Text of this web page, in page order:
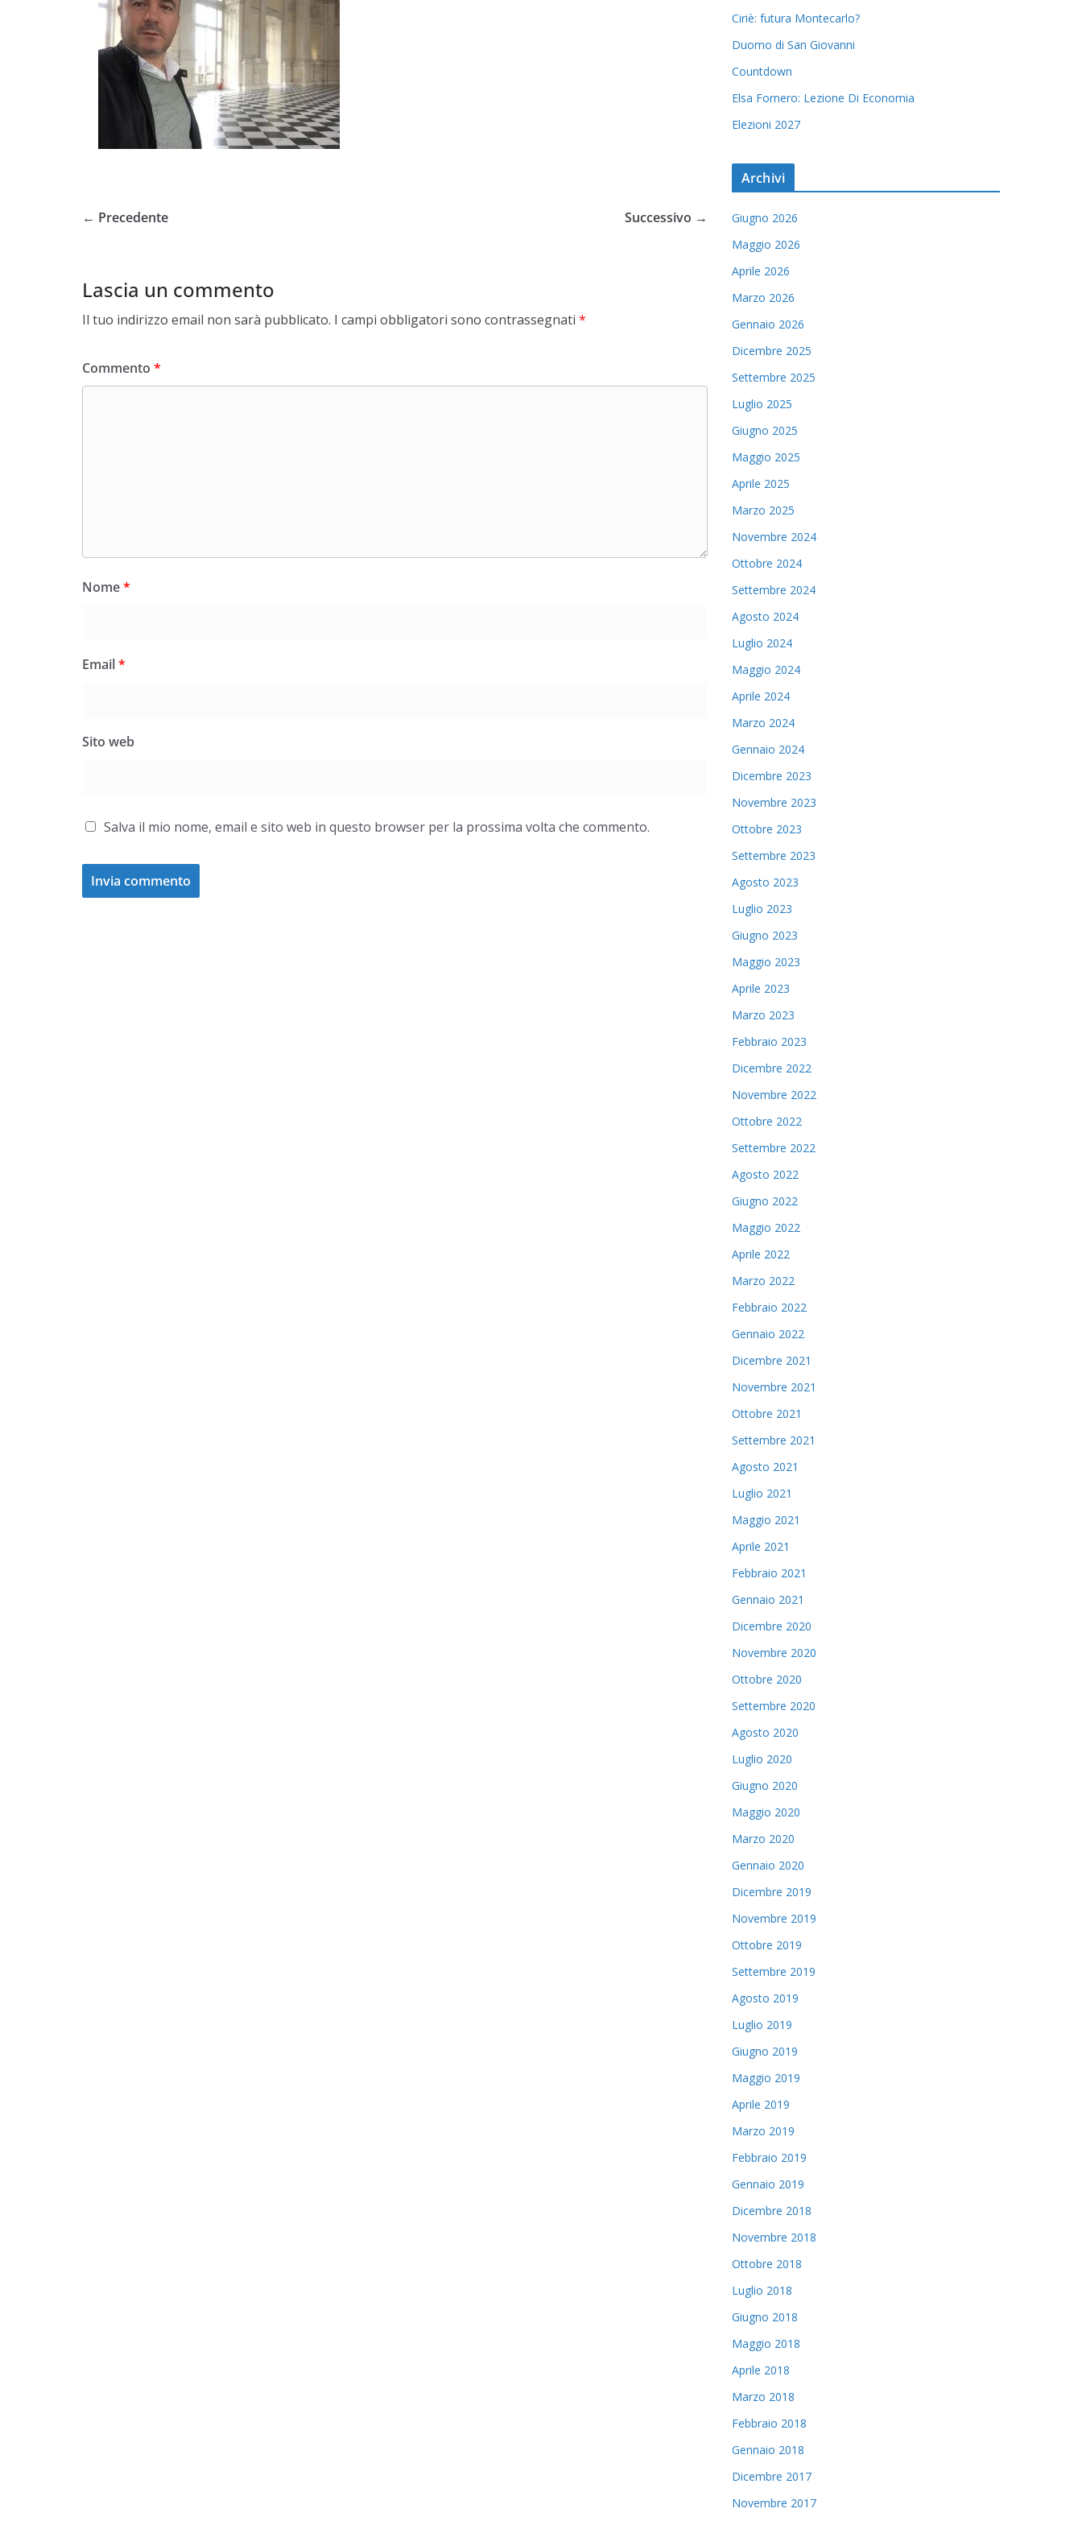
← Precedente Successivo →
Lascia un commento
Il tuo indirizzo email non sarà pubblicato. I campi obbligatori sono contrassegnati *
Commento *
Nome*
Email*
Sito web
Salva il mio nome, email e sito web in questo browser per la prossima volta che commento.
Ciriè: futura Montecarlo?
Duomo di San Giovanni
Countdown
Elsa Fornero: Lezione Di Economia
Elezioni 2027
Archivi
Giugno 2026
Maggio 2026
Aprile 2026
Marzo 2026
Gennaio 2026
Dicembre 2025
Settembre 2025
Luglio 2025
Giugno 2025
Maggio 2025
Aprile 2025
Marzo 2025
Novembre 2024
Ottobre 2024
Settembre 2024
Agosto 2024
Luglio 2024
Maggio 2024
Aprile 2024
Marzo 2024
Gennaio 2024
Dicembre 2023
Novembre 2023
Ottobre 2023
Settembre 2023
Agosto 2023
Luglio 2023
Giugno 2023
Maggio 2023
Aprile 2023
Marzo 2023
Febbraio 2023
Dicembre 2022
Novembre 2022
Ottobre 2022
Settembre 2022
Agosto 2022
Giugno 2022
Maggio 2022
Aprile 2022
Marzo 2022
Febbraio 2022
Gennaio 2022
Dicembre 2021
Novembre 2021
Ottobre 2021
Settembre 2021
Agosto 2021
Luglio 2021
Maggio 2021
Aprile 2021
Febbraio 2021
Gennaio 2021
Dicembre 2020
Novembre 2020
Ottobre 2020
Settembre 2020
Agosto 2020
Luglio 2020
Giugno 2020
Maggio 2020
Marzo 2020
Gennaio 2020
Dicembre 2019
Novembre 2019
Ottobre 2019
Settembre 2019
Agosto 2019
Luglio 2019
Giugno 2019
Maggio 2019
Aprile 2019
Marzo 2019
Febbraio 2019
Gennaio 2019
Dicembre 2018
Novembre 2018
Ottobre 2018
Luglio 2018
Giugno 2018
Maggio 2018
Aprile 2018
Marzo 2018
Febbraio 2018
Gennaio 2018
Dicembre 2017
Novembre 2017